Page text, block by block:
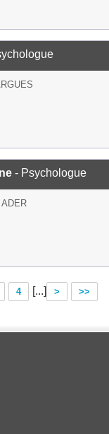
- Psychologue
4 [...] > >>